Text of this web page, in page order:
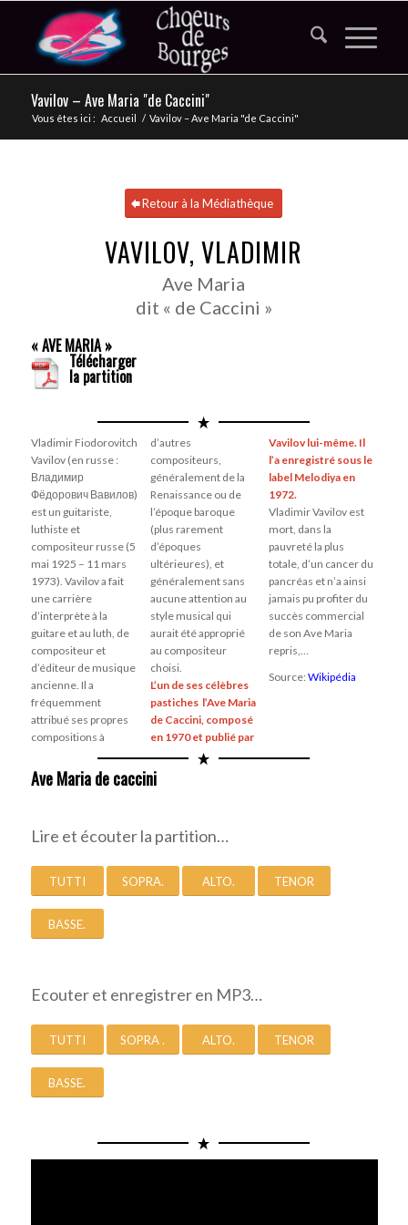
Vavilov – Ave Maria "de Caccini"
Vous êtes ici : Accueil / Vavilov – Ave Maria "de Caccini"
Retour à la Médiathèque
VAVILOV, VLADIMIR
Ave Maria
dit « de Caccini »
« AVE MARIA »
Télécharger
la partition
Vladimir Fiodorovitch
Vavilov (en russe :
Владимир
Фёдорович Вавилов)
est un guitariste,
luthiste et
compositeur russe (5
mai 1925 – 11 mars
1973). Vavilov a fait
une carrière
d’interprète à la
guitare et au luth, de
compositeur et
d’éditeur de musique
ancienne. Il a
fréquemment
attribué ses propres
compositions à
d’autres
compositeurs,
généralement de la
Renaissance ou de
l’époque baroque
(plus rarement
d’époques
ultérieures), et
généralement sans
aucune attention au
style musical qui
aurait été approprié
au compositeur
choisi.
L’un de ses célèbres
pastiches l’Ave Maria
de Caccini, composé
en 1970 et publié par
Vavilov lui-même. Il
l’a enregistré sous le
label Melodiya en
1972.
Vladimir Vavilov est
mort, dans la
pauvreté la plus
totale, d’un cancer du
pancréas et n’a ainsi
jamais pu profiter du
succès commercial
de son Ave Maria
repris,…
Source:Wikipédia
Ave Maria de caccini
Lire et écouter la partition…
TUTTI SOPRA. ALTO. TENOR
BASSE.
Ecouter et enregistrer en MP3…
TUTTI SOPRA . ALTO. TENOR
BASSE.